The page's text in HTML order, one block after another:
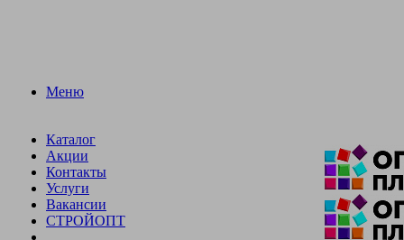
Меню
Каталог
Акции
Контакты
Услуги
Вакансии
СТРОЙОПТ